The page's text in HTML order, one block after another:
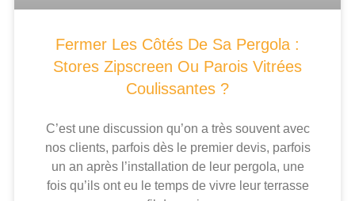
Fermer Les Côtés De Sa Pergola :
Stores Zipscreen Ou Parois Vitrées
Coulissantes ?
C’est une discussion qu’on a très souvent avec
nos clients, parfois dès le premier devis, parfois
un an après l’installation de leur pergola, une
fois qu’ils ont eu le temps de vivre leur terrasse